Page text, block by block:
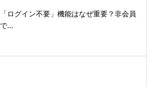
「ログイン不要」機能はなぜ重要？非会員
で...